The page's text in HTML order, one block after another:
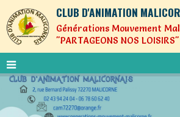
CLUB D'ANIMATION
Générations Mouvement
"PARTAGEONS NOS LOISIRS"